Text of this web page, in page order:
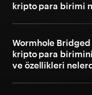
kripto para birimi
Wormhole Bridged
kripto para
ve özellikleri